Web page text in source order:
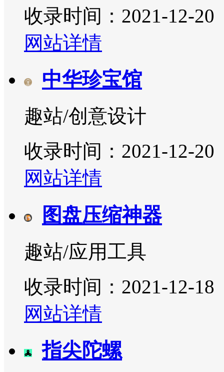
收录时间：2021-12-20
网站详情
中华珍宝馆
趣站/创意设计
收录时间：2021-12-20
网站详情
图盘压缩神器
趣站/应用工具
收录时间：2021-12-18
网站详情
指尖陀螺